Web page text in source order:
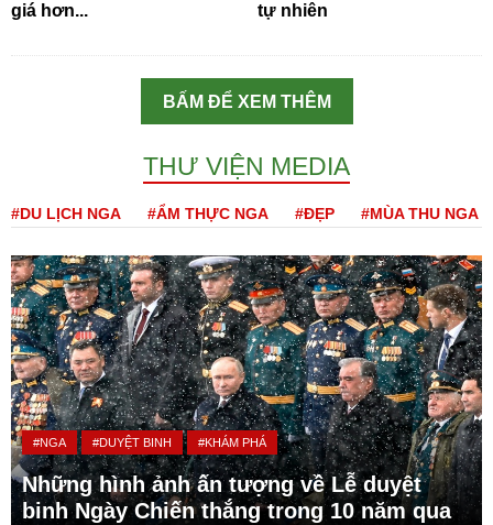
giá hơn...
tự nhiên
BẤM ĐỂ XEM THÊM
THƯ VIỆN MEDIA
#DU LỊCH NGA #ẨM THỰC NGA #ĐẸP #MÙA THU NGA
#NGA #DUYỆT BINH #KHÁM PHÁ
Những hình ảnh ấn tượng về Lễ duyệt
binh Ngày Chiến thắng trong 10 năm qua